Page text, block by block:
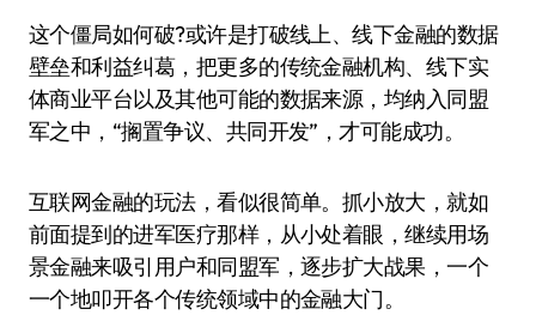
这个僵局如何破?或许是打破线上、线下金融的数据
壁垒和利益纠葛，把更多的传统金融机构、线下实
体商业平台以及其他可能的数据来源，均纳入同盟
军之中，“搁置争议、共同开发”，才可能成功。
互联网金融的玩法，看似很简单。抓小放大，就如
前面提到的进军医疗那样，从小处着眼，继续用场
景金融来吸引用户和同盟军，逐步扩大战果，一个
一个地叩开各个传统领域中的金融大门。